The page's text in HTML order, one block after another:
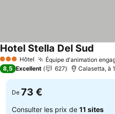
3 ÉtoilesHôtel Équipe d'animation
Hotel Stella Del Sud
8,5 Excellent 627 Calasetta, à
De 73 €
Consulter les prix de 11 sites